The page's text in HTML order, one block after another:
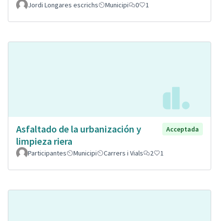
Jordi Longares escrichs Municipi 0 1
Asfaltado de la urbanización y
limpieza riera
Acceptada
Participantes Municipi Carrers i Vials 2 1